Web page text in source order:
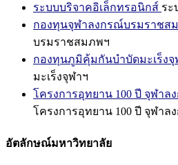
ระบบบริจาคอิเล็กทรอนิกส์ ระ
กองทุนจุฬาลงกรณ์บรมราชส
บรมราชสมภพฯ
กองทุนภูมิคุ้มกันบำบัดมะเร็งจุ
มะเร็งจุฬาฯ
โครงการอุทยาน 100 ปี จุฬา
โครงการอุทยาน 100 ปี จุฬา
อัตลักษณ์มหาวิทยาลัย